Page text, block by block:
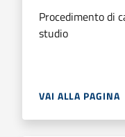
Procedimento di
studio
VAI ALLA PAGINA